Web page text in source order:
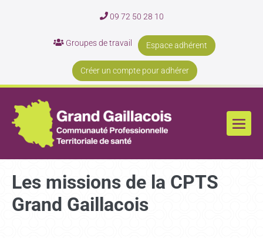
09 72 50 28 10
Groupes de travail Espace adhérent
Créer un compte pour adhérer
Les missions de la CPTS
Grand Gaillacois